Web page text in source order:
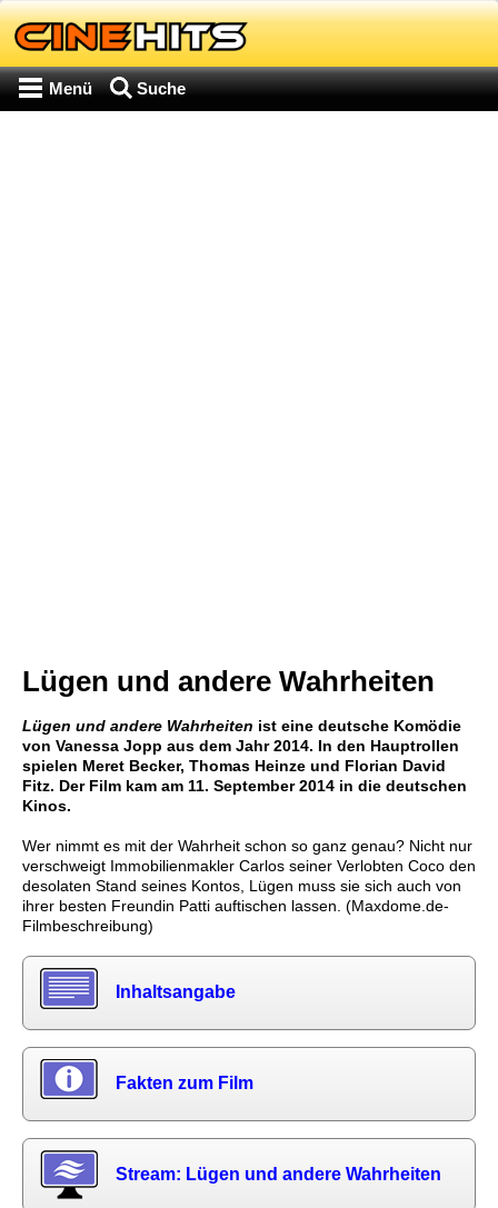
Menü Suche
Lügen und andere Wahrheiten
Lügen und andere Wahrheiten ist eine deutsche Komödie
von Vanessa Jopp aus dem Jahr 2014. In den Hauptrollen
spielen Meret Becker, Thomas Heinze und Florian David
Fitz. Der Film kam am 11. September 2014 in die deutschen
Kinos.
Wer nimmt es mit der Wahrheit schon so ganz genau? Nicht nur
verschweigt Immobilienmakler Carlos seiner Verlobten Coco den
desolaten Stand seines Kontos, Lügen muss sie sich auch von
ihrer besten Freundin Patti auftischen lassen. (Maxdome.de-
Filmbeschreibung)
Inhaltsangabe
Fakten zum Film
Stream: Lügen und andere Wahrheiten